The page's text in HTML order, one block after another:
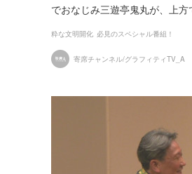
でおなじみ三遊亭鬼丸が、上
粋な文明開化 必見のスペシャル番組！
寄席チャンネル/グラフィティTV_A